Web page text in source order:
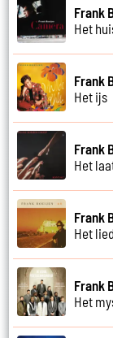
Frank
Het
Frank
Het ijs
Frank
Het
Frank
Het
Frank
Het